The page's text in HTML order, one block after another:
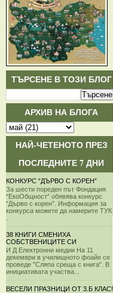
ТЪРСЕНЕ В ТОЗИ БЛОГ
АРХИВ НА БЛОГА
НАЙ-ЧЕТЕНОТО ПРЕЗ
ПОСЛЕДНИТЕ 7 ДНИ
КОНКУРС “ДЪРВО С КОРЕН”
За шести пореден път Фондация
“ЕкоОбщност” обявява конкурс
“Дърво с корен”. Информация за
конкурса можете да намерите ТУК
38 КНИГИ СМЕНИХА
СОБСТВЕНИЦИТЕ СИ
И Д Електронни медии На 11
декември в училищното фоайе се
проведе "Сляпа среща с книга". В
инициативата участва...
ВЕСЕЛИ ПРАЗНИЦИ ОТ 3.Б КЛАС!